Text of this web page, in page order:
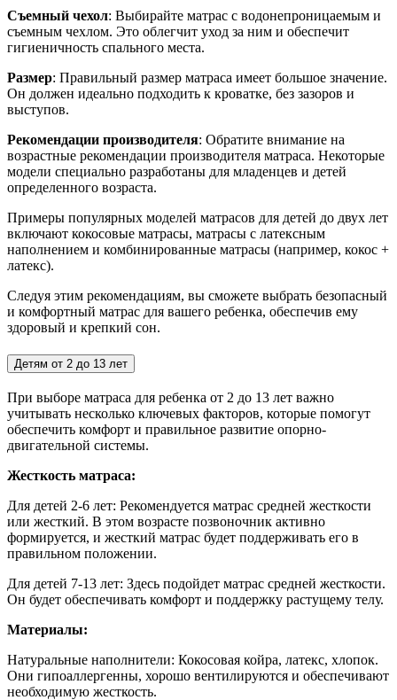
Съемный чехол: Выбирайте матрас с водонепроницаемым и
съемным чехлом. Это облегчит уход за ним и обеспечит
гигиеничность спального места.
Размер: Правильный размер матраса имеет большое значение.
Он должен идеально подходить к кроватке, без зазоров и
выступов.
Рекомендации производителя: Обратите внимание на
возрастные рекомендации производителя матраса. Некоторые
модели специально разработаны для младенцев и детей
определенного возраста.
Примеры популярных моделей матрасов для детей до двух лет
включают кокосовые матрасы, матрасы с латексным
наполнением и комбинированные матрасы (например, кокос +
латекс).
Следуя этим рекомендациям, вы сможете выбрать безопасный
и комфортный матрас для вашего ребенка, обеспечив ему
здоровый и крепкий сон.
Детям от 2 до 13 лет
При выборе матраса для ребенка от 2 до 13 лет важно
учитывать несколько ключевых факторов, которые помогут
обеспечить комфорт и правильное развитие опорно-
двигательной системы.
Жесткость матраса:
Для детей 2-6 лет: Рекомендуется матрас средней жесткости
или жесткий. В этом возрасте позвоночник активно
формируется, и жесткий матрас будет поддерживать его в
правильном положении.
Для детей 7-13 лет: Здесь подойдет матрас средней жесткости.
Он будет обеспечивать комфорт и поддержку растущему телу.
Материалы:
Натуральные наполнители: Кокосовая койра, латекс, хлопок.
Они гипоаллергенны, хорошо вентилируются и обеспечивают
необходимую жесткость.